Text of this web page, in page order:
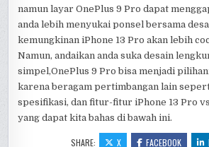
namun layar OnePlus 9 Pro dapat
anda lebih menyukai ponsel bersama
kemungkinan iPhone 13 Pro akan lebih
Namun, andaikan anda suka desain
simpel,OnePlus 9 Pro bisa menjadi
karena beragam pertimbangan lain
spesifikasi, dan fitur-fitur iPhone 13 Pro
yang dapat kita bahas di bawah ini.
SHARE: X FACEBOOK